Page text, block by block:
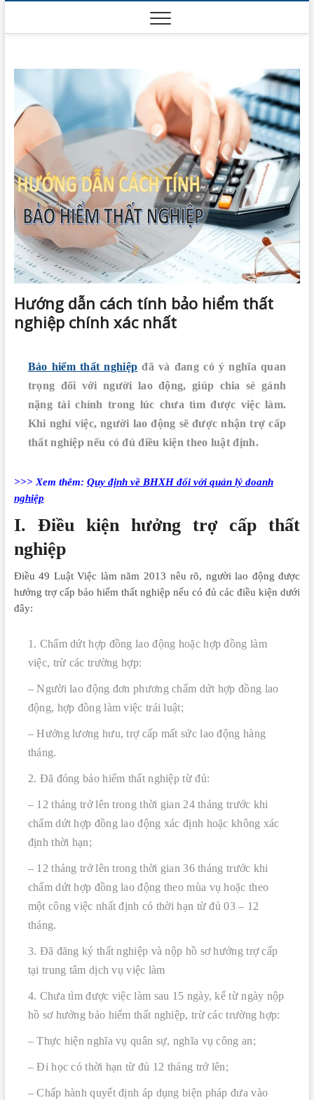
content
Hướng dẫn cách tính bảo hiểm thất
nghiệp chính xác nhất
Bảo hiểm thất nghiệp đã và đang có ý nghĩa quan
trọng đối với người lao động, giúp chia sẻ gánh
nặng tài chính trong lúc chưa tìm được việc làm.
Khi nghỉ việc, người lao động sẽ được nhận trợ cấp
thất nghiệp nếu có đủ điều kiện theo luật định.
>>> Xem thêm: Quy định về BHXH đối với quản lý doanh
nghiệp
I. Điều kiện hưởng trợ cấp thất
nghiệp
Điều 49 Luật Việc làm năm 2013 nêu rõ, người lao động được
hưởng trợ cấp bảo hiểm thất nghiệp nếu có đủ các điều kiện dưới
đây:
1. Chấm dứt hợp đồng lao động hoặc hợp đồng làm
việc, trừ các trường hợp:
– Người lao động đơn phương chấm dứt hợp đồng lao
động, hợp đồng làm việc trái luật;
– Hưởng lương hưu, trợ cấp mất sức lao động hàng
tháng.
2. Đã đóng bảo hiểm thất nghiệp từ đủ:
– 12 tháng trở lên trong thời gian 24 tháng trước khi
chấm dứt hợp đồng lao động xác định hoặc không xác
định thời hạn;
– 12 tháng trở lên trong thời gian 36 tháng trước khi
chấm dứt hợp đồng lao động theo mùa vụ hoặc theo
một công việc nhất định có thời hạn từ đủ 03 – 12
tháng.
3. Đã đăng ký thất nghiệp và nộp hồ sơ hưởng trợ cấp
tại trung tâm dịch vụ việc làm
4. Chưa tìm được việc làm sau 15 ngày, kể từ ngày nộp
hồ sơ hưởng bảo hiểm thất nghiệp, trừ các trường hợp:
– Thực hiện nghĩa vụ quân sự, nghĩa vụ công an;
– Đi học có thời hạn từ đủ 12 tháng trở lên;
– Chấp hành quyết định áp dụng biện pháp đưa vào